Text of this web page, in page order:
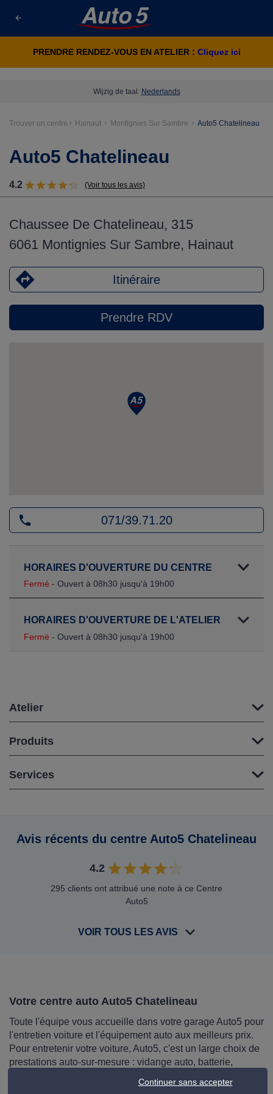
PRENDRE RENDEZ-VOUS EN ATELIER : Cliquez ici
Trouver un centre Hainaut Montignies Sur Sambre Auto5 Chatelineau
Wijzig de taal: Nederlands
Auto5 Chatelineau
4.2 (Voir tous les avis)
Chaussee De Chatelineau, 315
6061 Montignies Sur Sambre, Hainaut
Itinéraire
Prendre RDV
071/39.71.20
HORAIRES D'OUVERTURE DU CENTRE
Fermé - Ouvert à 08h30 jusqu'à 19h00
HORAIRES D'OUVERTURE DE L'ATELIER
Fermé - Ouvert à 08h30 jusqu'à 19h00
Atelier
Produits
Services
Avis récents du centre Auto5 Chatelineau
4.2
295 clients ont attribué une note à ce Centre
Auto5
VOIR TOUS LES AVIS
Votre centre auto Auto5 Chatelineau
Toute l'équipe vous accueille dans votre garage Auto5 pour
l'entretien voiture et l'équipement auto aux meilleurs prix.
Pour entretenir votre voiture, Auto5, c'est un large choix de
prestations auto-sur-mesure : vidange auto, batterie,
s'adressent tant aux particuliers qu'aux professionnels, car
Continuer sans accepter